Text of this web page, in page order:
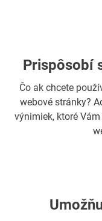
Prispôsobí
Čo ak chcete
webové stránky?
výnimiek, ktoré